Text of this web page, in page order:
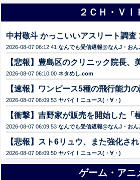
２ＣＨ・ＶⅠ
中村敬斗 かっこいいアスリート調
2026-08-07 06:12:41なんでも受信遅報@なんJ・おん
【悲報】豊島区のクリニック院長
2026-08-07 06:10:00ネタめし.com
【速報】ワンピース5種の飛行能力
2026-08-07 06:09:53ヤバイ！ニュース(・∀・)
【衝撃】吉野家が販売を開始した
2026-08-07 06:09:53なんでも受信遅報@なんJ・おん
【悲報】スト6リュウ、また強化さ
2026-08-07 06:09:50ヤバイ！ニュース(・∀・)
ゲーム・アニ